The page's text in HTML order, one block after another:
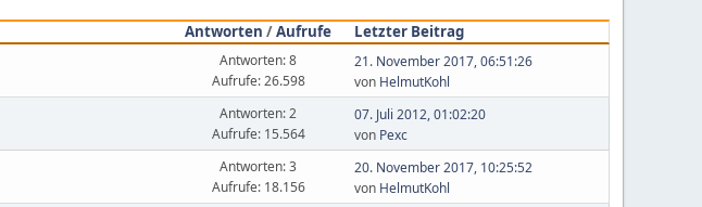
Antworten /Aufrufe
Letzter Beitrag
Antworten: 8
Aufrufe: 26.598
21. November 2017, 06:51:26
von HelmutKohl
Antworten: 2
Aufrufe: 15.564
07. Juli 2012, 01:02:20
von Pexc
Antworten: 3
Aufrufe: 18.156
20. November 2017, 10:25:52
von HelmutKohl